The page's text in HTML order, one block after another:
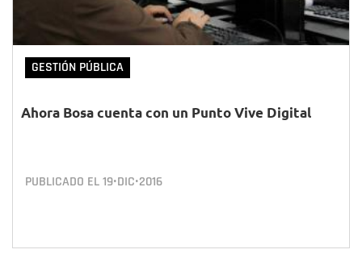
GESTIÓN PÚBLICA
Ahora Bosa cuenta con un Punto Vive Digital
PUBLICADO EL19•DIC•2016